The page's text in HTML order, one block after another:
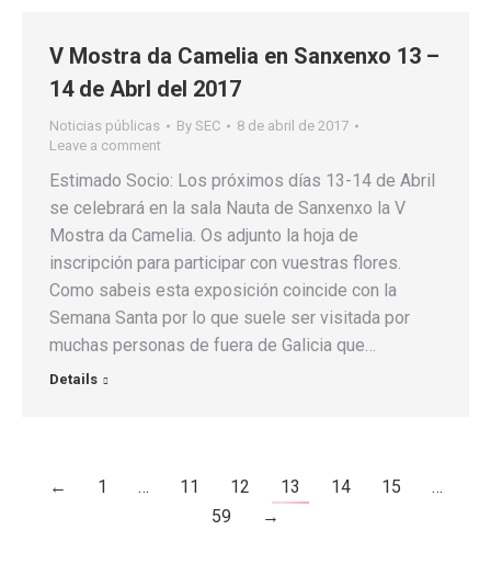
V Mostra da Camelia en Sanxenxo 13 –
14 de Abrl del 2017
Noticias públicas By SEC
8 de abril de 2017
Leave a comment
Estimado Socio: Los próximos días 13-14 de Abril
se celebrará en la sala Nauta de Sanxenxo la V
Mostra da Camelia. Os adjunto la hoja de
inscripción para participar con vuestras flores.
Como sabeis esta exposición coincide con la
Semana Santa por lo que suele ser visitada por
muchas personas de fuera de Galicia que…
Details
← 1 … 11 12 13 14 15
…
59
→